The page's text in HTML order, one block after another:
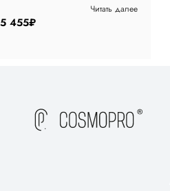
5 455₽
Читать далее